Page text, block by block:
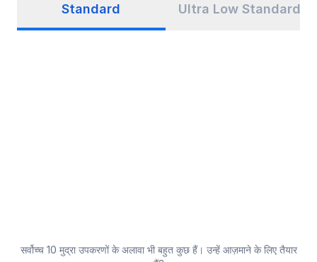
Standard Ultra Low Standard
सर्वोच्च 10 मुद्रा उपकरणों के अलावा भी बहुत कुछ हैं। उन्हें आज़माने के लिए तैयार